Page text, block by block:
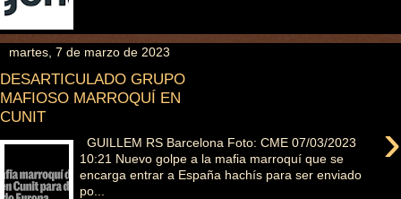
martes, 7 de marzo de 2023
DESARTICULADO GRUPO
MAFIOSO MARROQUÍ EN
CUNIT
›
GUILLEM RS Barcelona Foto: CME 07/03/2023
10:21 Nuevo golpe a la mafia marroquí que se
encarga entrar a España hachís para ser enviado
po...